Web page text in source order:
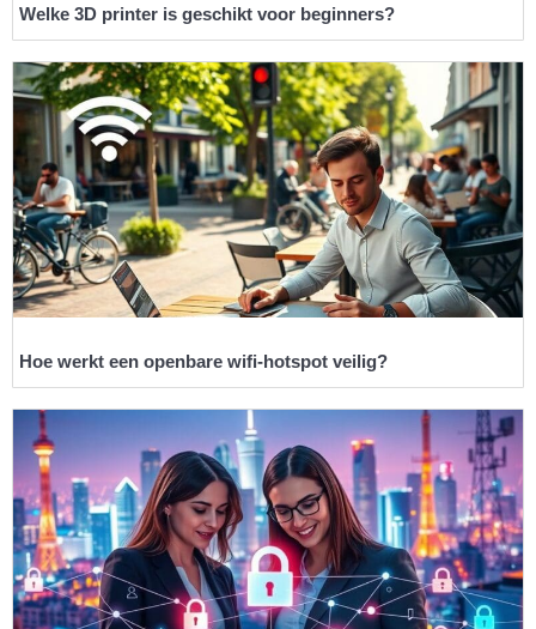
Welke 3D printer is geschikt voor beginners?
Hoe werkt een openbare wifi-hotspot veilig?